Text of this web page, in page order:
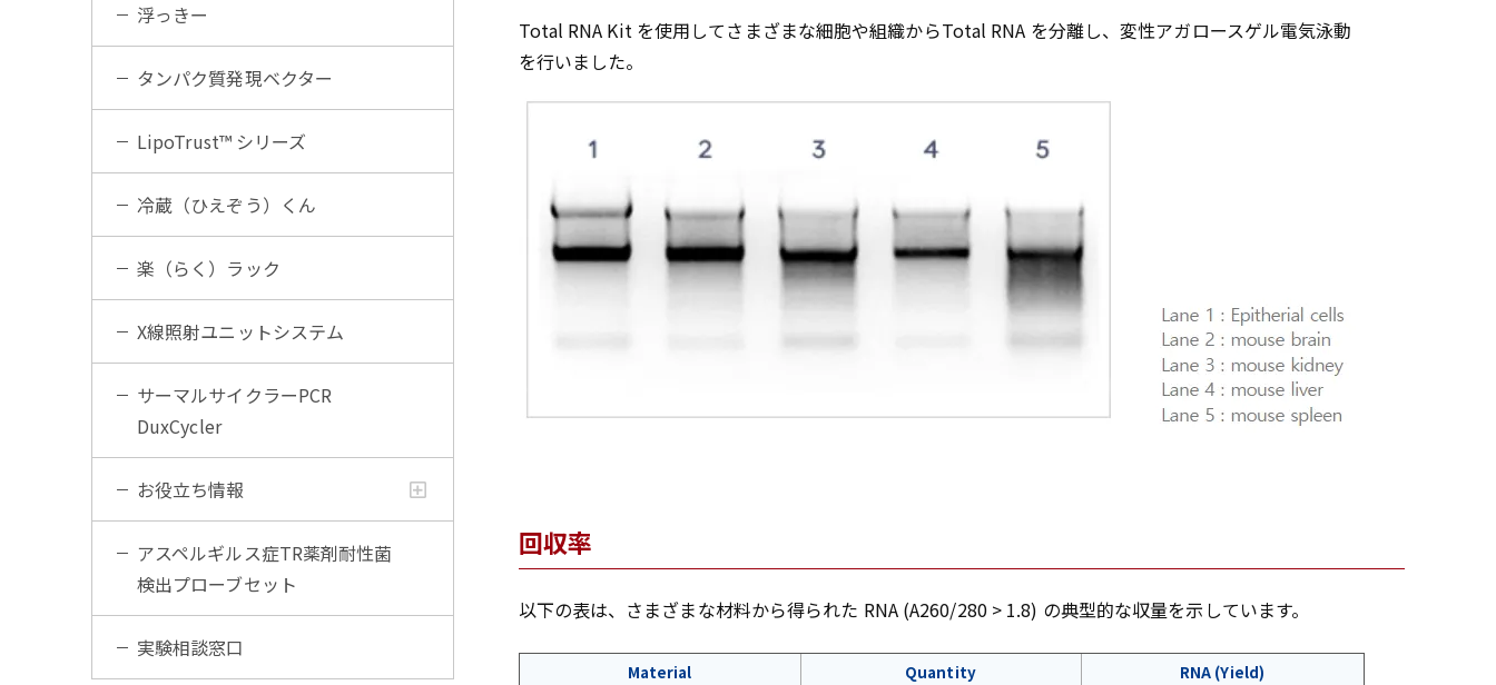
浮っきー
タンパク質発現ベクター
LipoTrust™ シリーズ
冷蔵（ひえぞう）くん
楽（らく）ラック
X線照射ユニットシステム
サーマルサイクラーPCR
DuxCycler
お役立ち情報
アスペルギルス症TR薬剤耐性菌
検出プローブセット
実験相談窓口
Total RNA Kit を使用してさまざまな細胞や組織からTotal RNA を分離し、変性アガロースゲル電気泳動
を行いました。
回収率
以下の表は、さまざまな材料から得られた RNA (A260/280 > 1.8) の典型的な収量を示しています。
Material Quantity
RNA (Yield)